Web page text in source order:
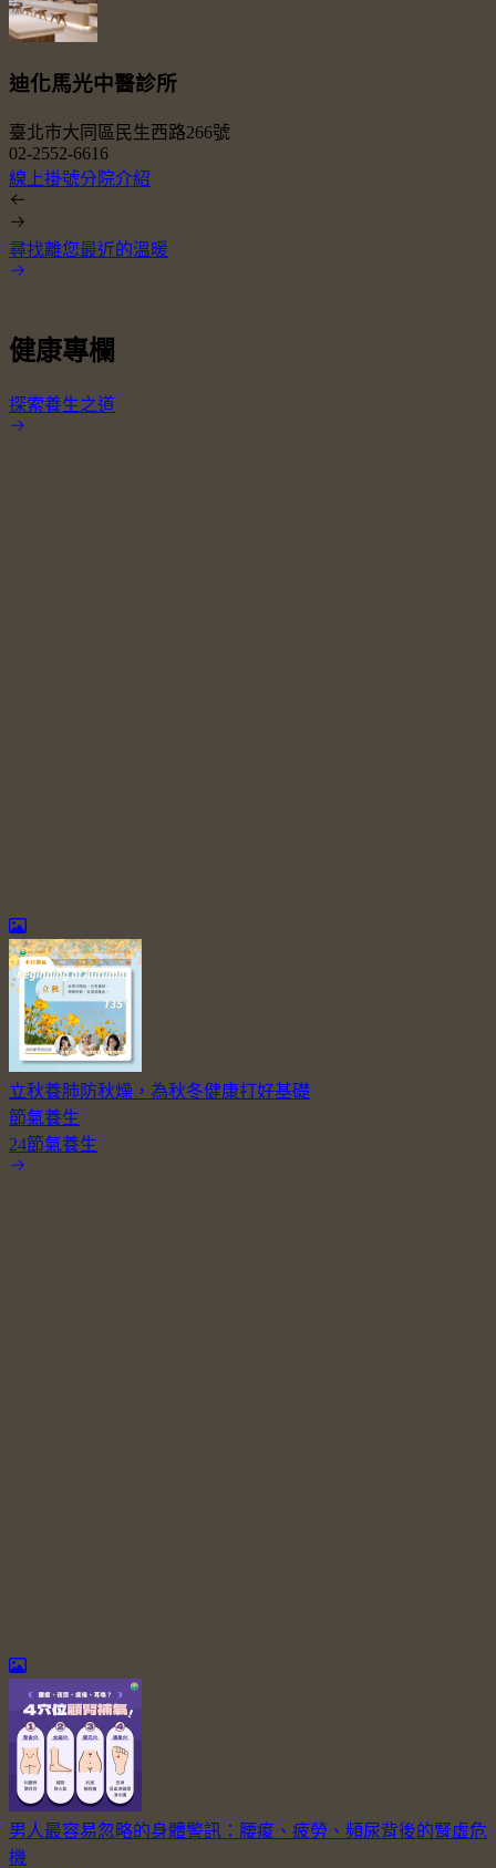
迪化馬光中醫診所
臺北市大同區民生西路266號
02-2552-6616
線上掛號分院介紹
尋找離您最近的溫暖
健康專欄
探索養生之道
立秋養肺防秋燥，為秋冬健康打好基礎
節氣養生
24節氣養生
男人最容易忽略的身體警訊：腰痠、疲勞、頻尿背後的腎虛危
機